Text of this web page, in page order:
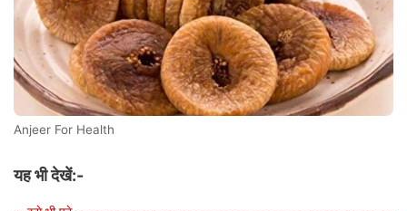
Anjeer For Health
यह भी देखें:-